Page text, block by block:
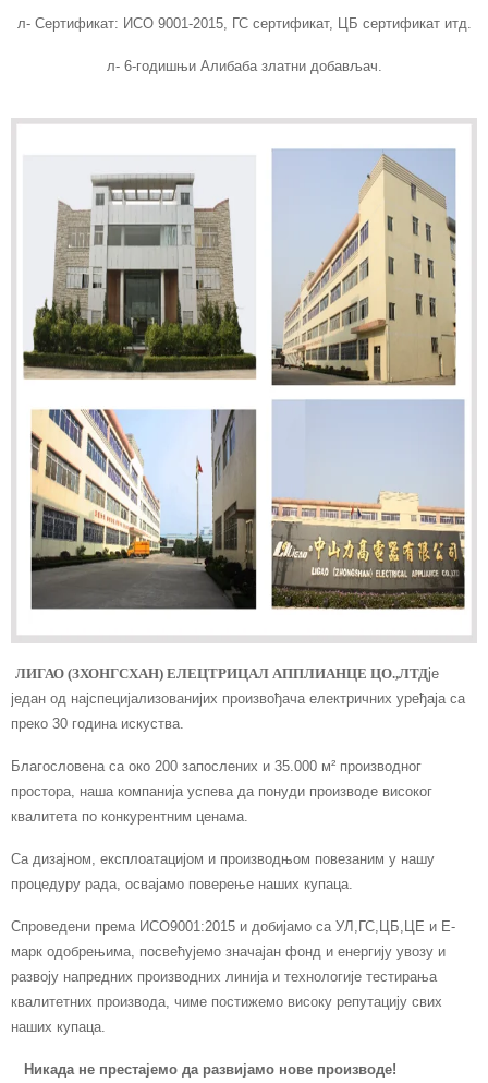
л- Сертификат: ИСО 9001-2015, ГС сертификат, ЦБ сертификат итд.
л- 6-годишњи Алибаба златни добављач.
ЛИГАО (ЗХОНГСХАН) ЕЛЕЦТРИЦАЛ АППЛИАНЦЕ ЦО.,ЛТДје
један од најспецијализованијих произвођача електричних уређаја са
преко 30 година искуства.
Благословена са око 200 запослених и 35.000 м² производног
простора, наша компанија успева да понуди производе високог
квалитета по конкурентним ценама.
Са дизајном, експлоатацијом и производњом повезаним у нашу
процедуру рада, освајамо поверење наших купаца.
Спроведени према ИСО9001:2015 и добијамо са УЛ,ГС,ЦБ,ЦЕ и Е-
марк одобрењима, посвећујемо значајан фонд и енергију увозу и
развоју напредних производних линија и технологије тестирања
квалитетних производа, чиме постижемо високу репутацију свих
наших купаца.
Никада не престајемо да развијамо нове производе!